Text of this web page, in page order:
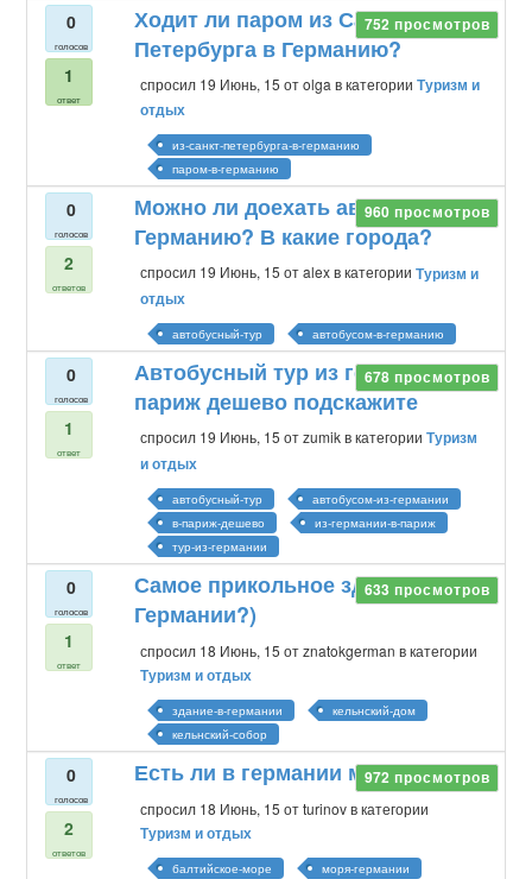
0
голосов
1
ответ
752 просмотров
Ходит ли паром из Санкт-
Петербурга в Германию?
спросил 19 Июнь, 15 отolga в категорииТуризм и
отдых
из-санкт-петербурга-в-германию
паром-в-германию
0
голосов
2
ответов
960просмотров
Можно ли доехать автобусом в
Германию? В какие города?
спросил 19 Июнь, 15 отalex в категорииТуризм и
отдых
автобусный-тур автобусом-в-германию
0
голосов
1
ответ
678просмотров
Автобусный тур из германии в
париж дешево подскажите
спросил 19 Июнь, 15 отzumik в категорииТуризм
и отдых
автобусный-тур
автобусом-из-германии
в-париж-дешево
из-германии-в-париж
тур-из-германии
0
голосов
1
ответ
633 просмотров
Самое прикольное здание в
Германии?)
спросил 18 Июнь, 15 отznatokgerman в категории
Туризм и отдых
здание-в-германии
кельнский-дом
кельнский-собор
0
голосов
2
ответов
972 просмотров
Есть ли в германии море?
спросил 18 Июнь, 15 отturinov в категории
Туризм и отдых
балтийское-море
моря-германии